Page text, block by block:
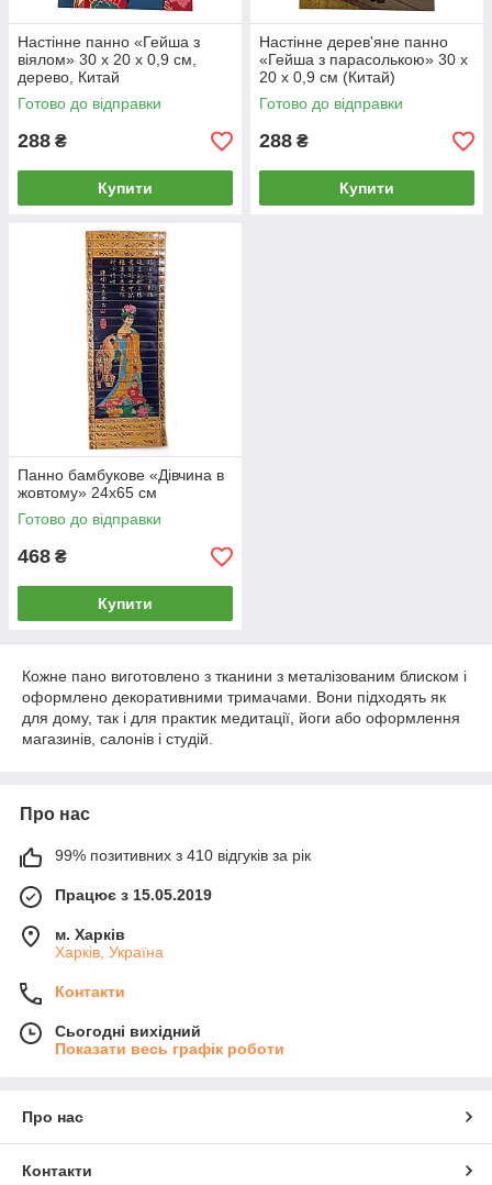
Настінне панно «Гейша з
віялом» 30 х 20 х 0,9 см,
дерево, Китай
Готово до відправки
288 ₴
Купити
Настінне дерев'яне панно
«Гейша з парасолькою» 30 x
20 x 0,9 см (Китай)
Готово до відправки
288 ₴
Купити
Панно бамбукове «Дівчина в
жовтому» 24х65 см
Готово до відправки
468 ₴
Купити
Кожне пано виготовлено з тканини з металізованим блиском і
оформлено декоративними тримачами. Вони підходять як
для дому, так і для практик медитації, йоги або оформлення
магазинів, салонів і студій.
Про нас
99% позитивних з 410 відгуків за рік
Працює з 15.05.2019
м. Харків
Харків, Україна
Контакти
Сьогодні вихідний
Показати весь графік роботи
Про нас
Контакти